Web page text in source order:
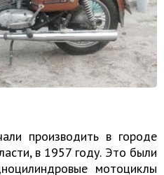
производить в городе
в 1957 году. Это были
мотоциклы